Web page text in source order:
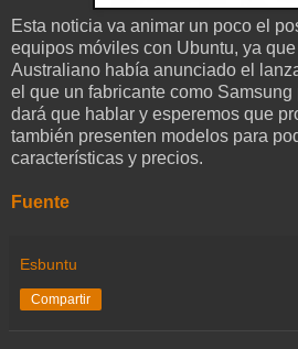
Esta noticia va animar un poco el
equipos móviles con Ubuntu, ya
Australiano había anunciado el
el que un fabricante como
dará que hablar y esperemos que
también presenten modelos para
características y precios.
Fuente
Esbuntu
Compartir